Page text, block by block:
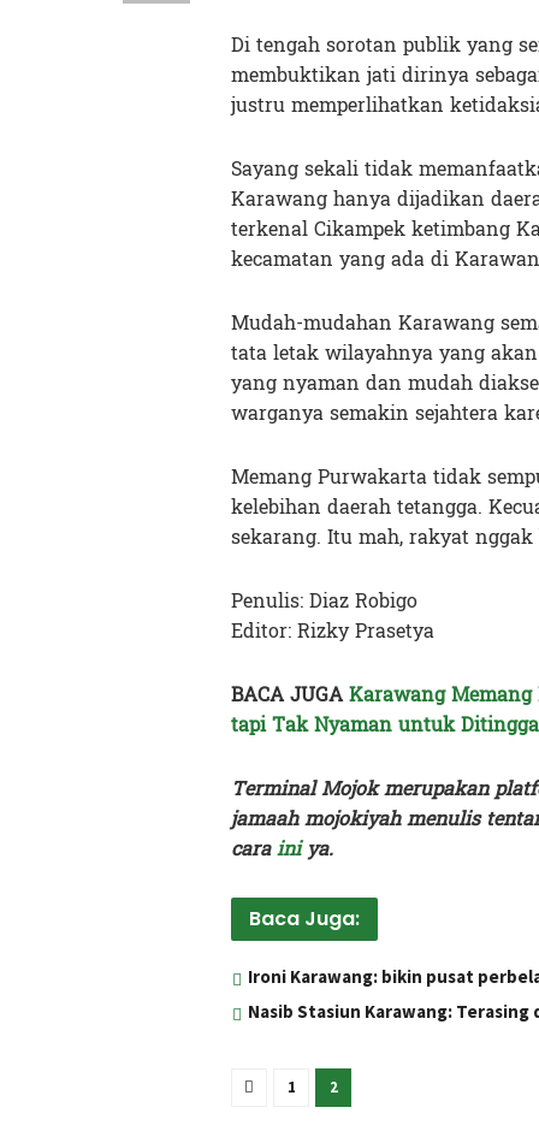
Di tengah sorotan publik yang
membuktikan jati dirinya
justru memperlihatkan
Sayang sekali tidak
Karawang hanya dijadikan
terkenal Cikampek ketimbang
kecamatan yang ada di
Mudah-mudahan Karawang
tata letak wilayahnya yang
yang nyaman dan mudah
warganya semakin sejahtera
Memang Purwakarta tidak
kelebihan daerah tetangga.
sekarang. Itu mah, rakyat nggak
Penulis: Diaz Robigo
Editor: Rizky Prasetya
BACA JUGAKarawang
tapi Tak Nyaman untuk
Terminal Mojok merupakan
jamaah mojokiyah menulis
carainiya.
Baca Juga:
Ironi Karawang: bikin pusat
Nasib Stasiun Karawang:
1 2